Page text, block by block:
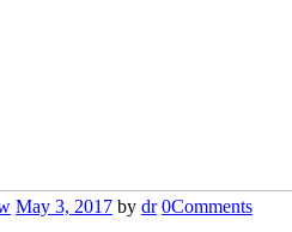
May 3, 2017 by dr 0Comments